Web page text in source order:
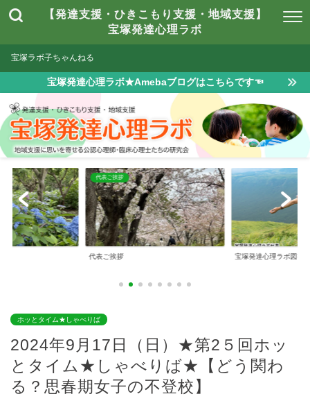
【発達支援・ひきこもり支援・地域支援】
宝塚発達心理ラボ
宝塚ラボ子ちゃんねる
宝塚発達心理ラボ★Amebaブログはこちらです☜
代表ご挨拶
代表ご挨拶 宝塚発達心理ラボ図書
ホッとタイム★しゃべりば
2024年9月17日（日）★第2５回ホッ
とタイム★しゃべりば★【どう関わ
る？思春期女子の不登校】